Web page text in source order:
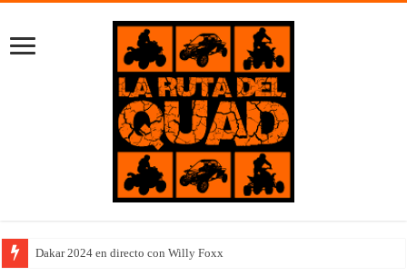
Dakar 2024 en directo con Willy Foxx